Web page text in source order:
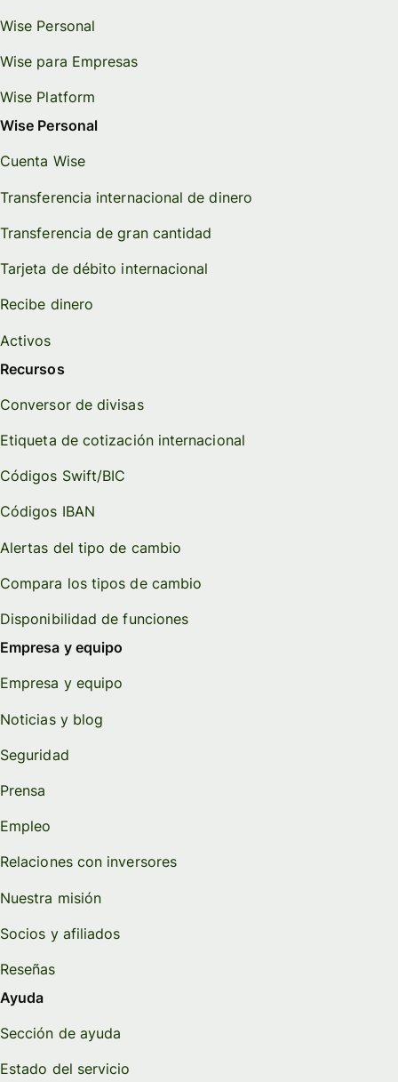
Wise Personal
Wise para Empresas
Wise Platform
Wise Personal
Cuenta Wise
Transferencia internacional de dinero
Transferencia de gran cantidad
Tarjeta de débito internacional
Recibe dinero
Activos
Recursos
Conversor de divisas
Etiqueta de cotización internacional
Códigos Swift/BIC
Códigos IBAN
Alertas del tipo de cambio
Compara los tipos de cambio
Disponibilidad de funciones
Empresa y equipo
Empresa y equipo
Noticias y blog
Seguridad
Prensa
Empleo
Relaciones con inversores
Nuestra misión
Socios y afiliados
Reseñas
Ayuda
Sección de ayuda
Estado del servicio